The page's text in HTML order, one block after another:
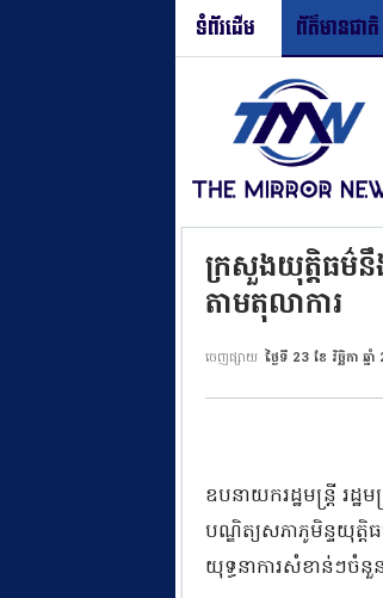
ទំព័រដើម ព័ត៌មានជាតិ
ក្រសួងយុត្តិធម៌នឹ
តាមតុលាការ
ចេញផ្សាយ ថ្ងៃទី 23 ខែ វិច្ឆិកា ឆ្ន
ឧបនាយករដ្ឋមន្ត្រី រដ្
បណ្ឌិត្យសភាភូមិន្ទយុត្តិ
យុទ្ធនាការសំខាន់ៗចំ